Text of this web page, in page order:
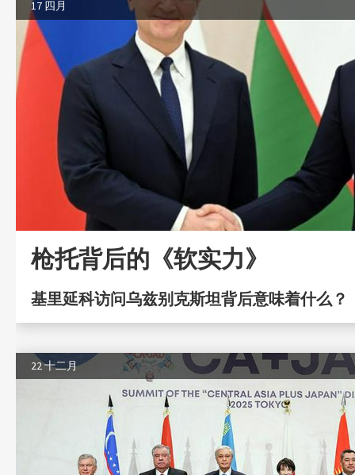
17 四月
枪托背后的《软实力》
基里延科访问乌兹别克斯坦背后意味着什么？
22 十二月